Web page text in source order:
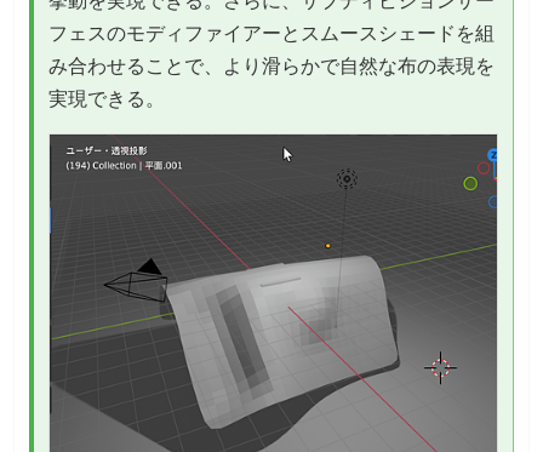
フェスのモディファイアーとスムースシェードを組
み合わせることで、より滑らかで自然な布の表現を
実現できる。